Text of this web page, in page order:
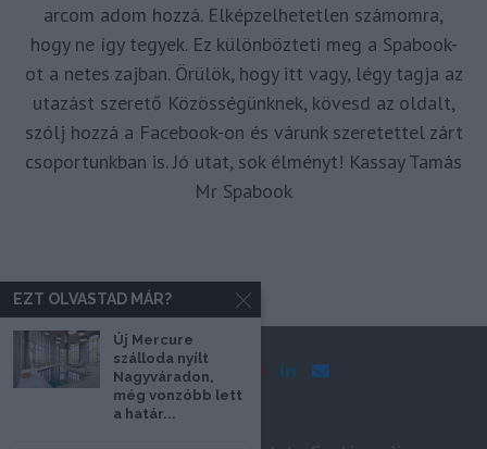
arcom adom hozzá. Elképzelhetetlen számomra,
hogy ne így tegyek. Ez különbözteti meg a Spabook-
ot a netes zajban. Örülök, hogy itt vagy, légy tagja az
utazást szerető Közösségünknek, kövesd az oldalt,
szólj hozzá a Facebook-on és várunk szeretettel zárt
csoportunkban is. Jó utat, sok élményt! Kassay Tamás
Mr Spabook
EZT OLVASTAD MÁR?
Új Mercure
szálloda nyílt
Nagyváradon,
még vonzóbb lett
a határ...